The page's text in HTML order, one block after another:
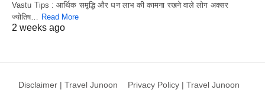
Vastu Tips : आर्थिक समृद्धि और धन लाभ की कामना रखने वाले लोग अक्सर
ज्योतिष… Read More
2 weeks ago
Disclaimer | Travel Junoon Privacy Policy | Travel Junoon